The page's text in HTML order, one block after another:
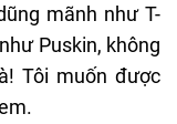
mãnh như T-
Puskin, không
Tôi muốn được